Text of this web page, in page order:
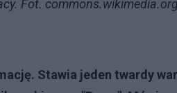
Fot. commons.wikimedia.org
Stawia jeden twardy